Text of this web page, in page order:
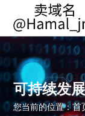
可持续发展
您当前的位置：首